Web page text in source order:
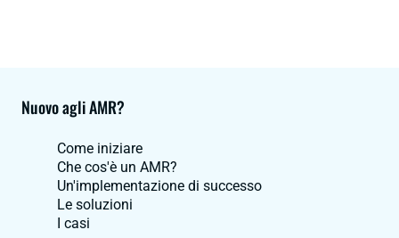
Nuovo agli AMR?
Come iniziare
Che cos'è un AMR?
Un'implementazione di successo
Le soluzioni
I casi